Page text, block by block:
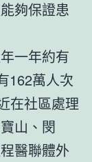
夠保證患
一年約有
162萬人次
在社區處理
山、閔
醫聯體外